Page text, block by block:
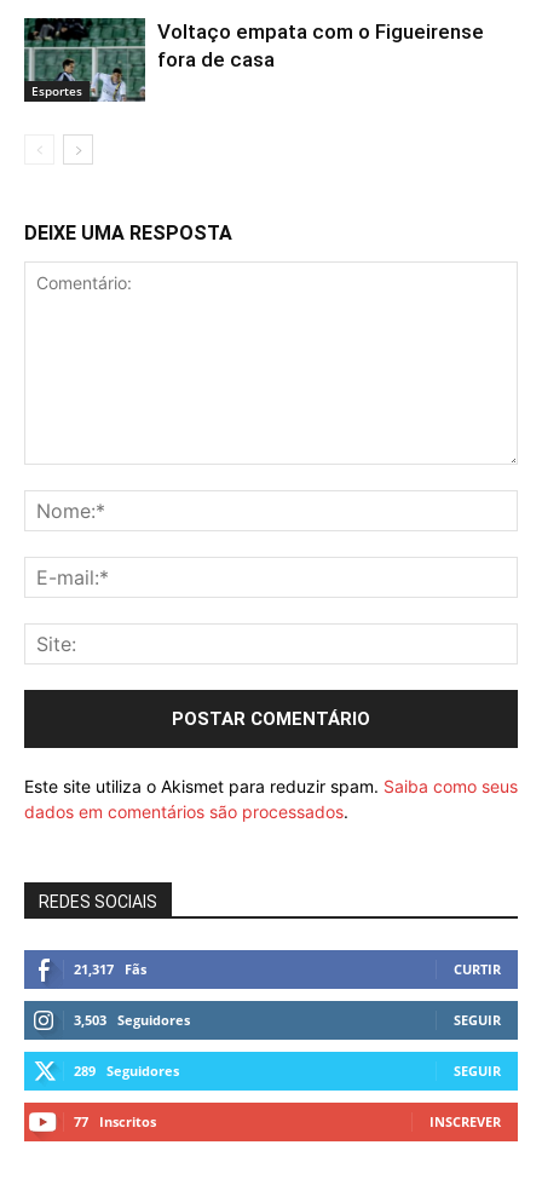
Esportes
Voltaço empata com o Figueirense
fora de casa
DEIXE UMA RESPOSTA
Este site utiliza o Akismet para reduzir spam. Saiba como seus
dados em comentários são processados.
REDES SOCIAIS
21,317 Fãs CURTIR
3,503 Seguidores SEGUIR
289 Seguidores SEGUIR
77 Inscritos INSCREVER